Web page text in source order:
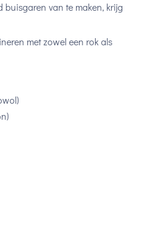
van te maken, krijg
met zowel een rok als